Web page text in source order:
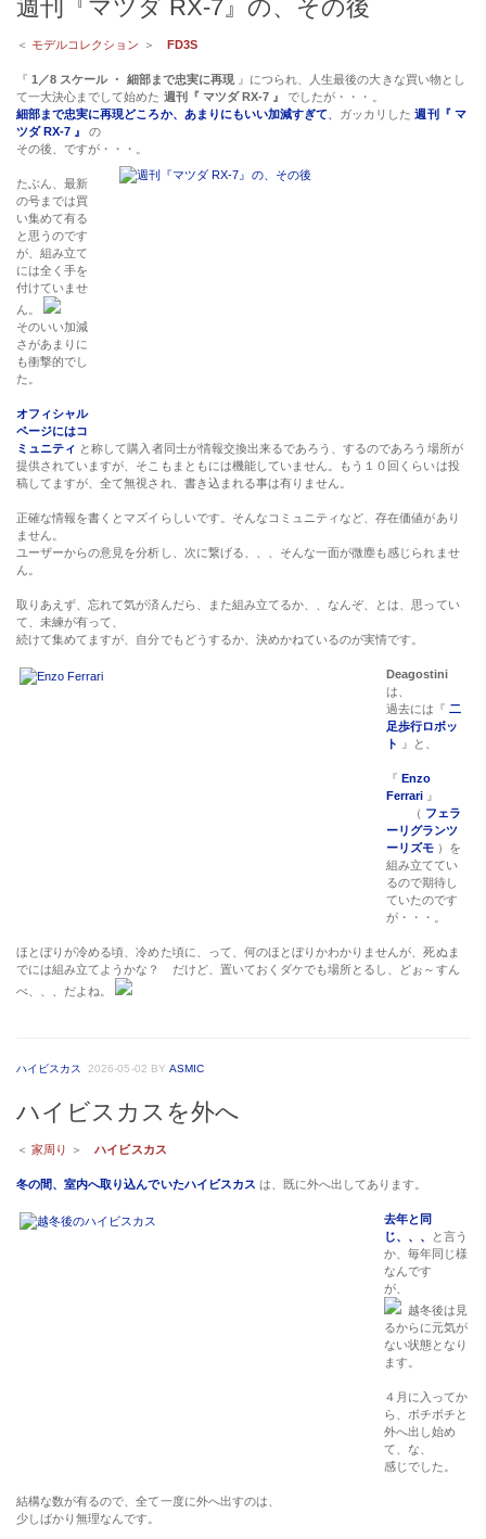
週刊『マツダ RX-7』の、その後
＜モデルコレクション ＞ FD3S
『1／8 スケール ・ 細部まで忠実に再現』につられ、人生最後の大きな買い物とし
て一大決心までして始めた 週刊『 マツダ RX-7 』
でしたが・・・。
細部まで忠実に再現どころか、あまりにもいい加減すぎて、 ガッカリした週刊『 マ
ツダ RX-7 』
の
その後、ですが・・・。
たぶん、最新
の号までは買
い集めて有る
と思うのです
が、組み立て
には全く手を
付けていませ
ん。
そのいい加減
さがあまりに
も衝撃的でし
た。
オフィシャル
ページにはコ
ミュニティ と称して購入者同士が情報交換出来るであろう、するのであろう場所が
提供されていますが、そこもまともには機能していません。もう１０回くらいは投
稿してますが、全て無視され、書き込まれる事は有りません。
正確な情報を書くとマズイらしいです。そんなコミュニティなど、存在価値があり
ません。
ユーザーからの意見を分析し、次に繋げる、、、そんな一面が微塵も感じられませ
ん。
取りあえず、忘れて気が済んだら、また組み立てるか、、なんぞ、とは、思ってい
て、未練が有って、
続けて集めてますが、自分でもどうするか、決めかねているのが実情です。
Deagostini
は、
過去には『二
足歩行ロボッ
ト 』と、
『Enzo
Ferrari 』
（ フェラ
ーリグランツ
ーリズモ ）を
組み立ててい
るので期待し
ていたのです
が・・・。
ほとぼりが冷める頃、冷めた頃に、って、何のほとぼりかわかりませんが、死ぬま
でには組み立てようかな？ だけど、置いておくダケでも場所とるし、どぉ～すん
べ、、、だよね。
ハイビスカス 2026-05-02 BY ASMIC
ハイビスカスを外へ
＜家周り ＞ハイビスカス
冬の間、室内へ取り込んでいたハイビスカス は、既に外へ出してあります。
去年と同
じ、、、
と言う
か、毎年同じ様
なんです
が、
越冬後は見
るからに元気が
ない状態となり
ます。
４月に入ってか
ら、ボチボチと
外へ出し始め
て、な、
感じでした。
結構な数が有るので、全て一度に外へ出すのは、
少しばかり無理なんです。